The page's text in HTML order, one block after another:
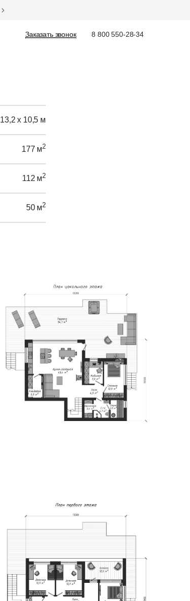
8 800 550-28-34
Заказать звонок
Заказать звонок
13,2 х 10,5 м
177 м2
112 м2
50 м2